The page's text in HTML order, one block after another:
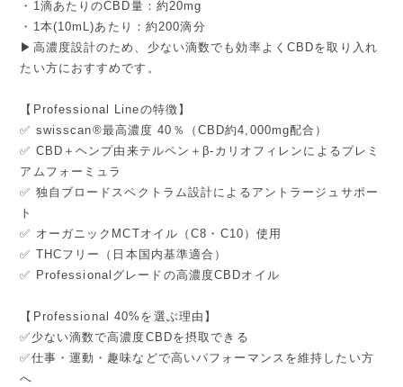
・1滴あたりのCBD量：約20mg
・1本(10mL)あたり：約200滴分
▶高濃度設計のため、少ない滴数でも効率よくCBDを取り入れ
たい方におすすめです。
【Professional Lineの特徴】
✅ swisscan®最高濃度 40％（CBD約4,000mg配合）
✅ CBD＋ヘンプ由来テルペン＋β-カリオフィレンによるプレミ
アムフォーミュラ
✅ 独自ブロードスペクトラム設計によるアントラージュサポー
ト
✅ オーガニックMCTオイル（C8・C10）使用
✅ THCフリー（日本国内基準適合）
✅ Professionalグレードの高濃度CBDオイル
【Professional 40%を選ぶ理由】
✅少ない滴数で高濃度CBDを摂取できる
✅仕事・運動・趣味などで高いパフォーマンスを維持したい方
へ